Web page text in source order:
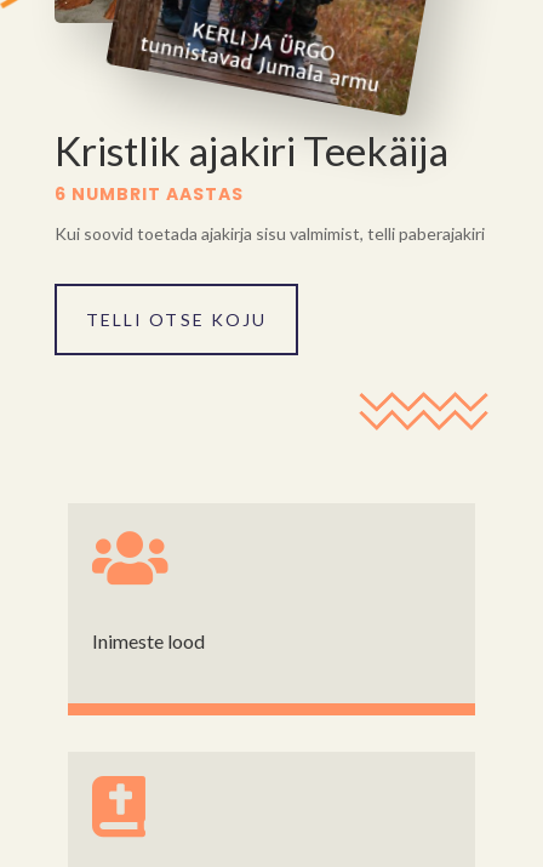
Kristlik ajakiri Teekäija
6 NUMBRIT AASTAS
Kui soovid toetada ajakirja sisu valmimist, telli paberajakiri
TELLI OTSE KOJU

Inimeste lood
